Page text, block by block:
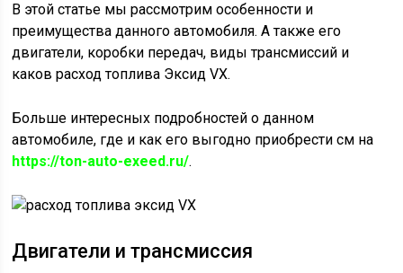
В этой статье мы рассмотрим особенности и
преимущества данного автомобиля. А также его
двигатели, коробки передач, виды трансмиссий и
каков расход топлива Эксид VX.
Больше интересных подробностей о данном
автомобиле, где и как его выгодно приобрести см на
https://ton-auto-exeed.ru/.
Двигатели и трансмиссия